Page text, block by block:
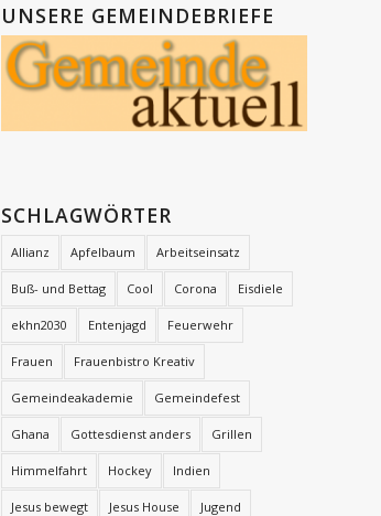
UNSERE GEMEINDEBRIEFE
SCHLAGWÖRTER
Allianz Apfelbaum Arbeitseinsatz
Buß- und Bettag Cool Corona Eisdiele
ekhn2030 Entenjagd Feuerwehr
Frauen Frauenbistro Kreativ
Gemeindeakademie Gemeindefest
Ghana Gottesdienst anders Grillen
Himmelfahrt Hockey Indien
Jesus bewegt Jesus House Jugend